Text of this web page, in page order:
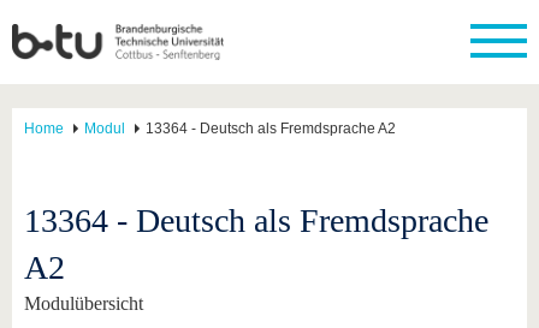
Home Modul 13364 - Deutsch als Fremdsprache A2
13364 - Deutsch als Fremdsprache
A2
Modulübersicht